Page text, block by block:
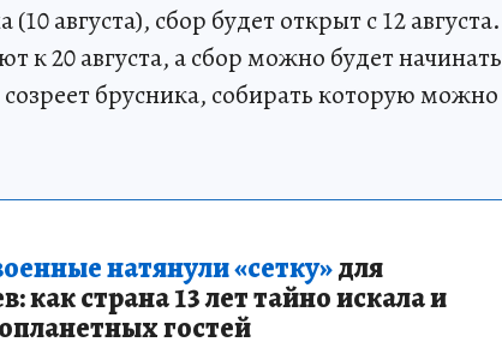
августа), сбор будет открыт с 12 августа.
к 20 августа, а сбор можно будет начинать
созреет брусника, собирать которую можно
натянули «сетку»для
как страна 13 лет тайно искала и
гостей